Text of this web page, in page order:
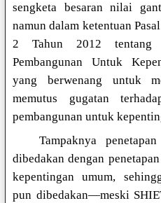
sengketa besaran nilai
namun dalam ketentuan
2 Tahun 2012 tentang
Pembangunan Untuk
yang berwenang untuk
memutus gugatan
pembangunan untuk
Tampaknya
dibedakan dengan
kepentingan umum,
pun dibedakan—meski